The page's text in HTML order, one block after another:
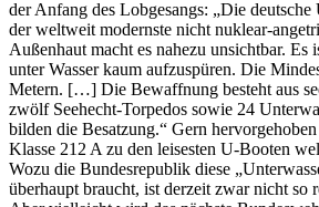
der Anfang des Lobgesangs: „Die
der weltweit modernste nicht nuklear-
Außenhaut macht es nahezu unsichtbar. Es
unter Wasser kaum aufzuspüren. Die
Metern. […] Die Bewaffnung besteht aus
zwölf Seehecht-Torpedos sowie 24
bilden die Besatzung.“ Gern
Klasse 212 A zu den leisesten U-Booten
Wozu die Bundesrepublik diese
überhaupt braucht, ist derzeit zwar nicht so